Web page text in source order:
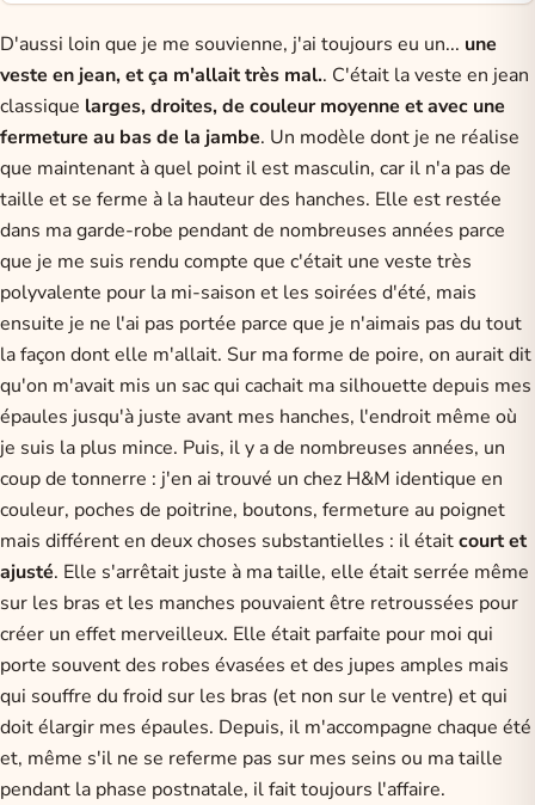
D'aussi loin que je me souvienne, j'ai toujours eu un... une
veste en jean, et ça m'allait très mal.. C'était la veste en jean
classique larges, droites, de couleur moyenne et avec une
fermeture au bas de la jambe. Un modèle dont je ne réalise
que maintenant à quel point il est masculin, car il n'a pas de
taille et se ferme à la hauteur des hanches. Elle est restée
dans ma garde-robe pendant de nombreuses années parce
que je me suis rendu compte que c'était une veste très
polyvalente pour la mi-saison et les soirées d'été, mais
ensuite je ne l'ai pas portée parce que je n'aimais pas du tout
la façon dont elle m'allait. Sur ma forme de poire, on aurait dit
qu'on m'avait mis un sac qui cachait ma silhouette depuis mes
épaules jusqu'à juste avant mes hanches, l'endroit même où
je suis la plus mince. Puis, il y a de nombreuses années, un
coup de tonnerre : j'en ai trouvé un chez H&M identique en
couleur, poches de poitrine, boutons, fermeture au poignet
mais différent en deux choses substantielles : il étaitcourt et
ajusté. Elle s'arrêtait juste à ma taille, elle était serrée même
sur les bras et les manches pouvaient être retroussées pour
créer un effet merveilleux. Elle était parfaite pour moi qui
porte souvent des robes évasées et des jupes amples mais
qui souffre du froid sur les bras (et non sur le ventre) et qui
doit élargir mes épaules. Depuis, il m'accompagne chaque été
et, même s'il ne se referme pas sur mes seins ou ma taille
pendant la phase postnatale, il fait toujours l'affaire.